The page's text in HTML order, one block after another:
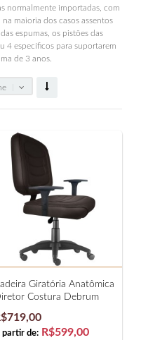
normalmente importadas, com
maioria dos casos assentos
espumas, os pistões das
4 específicos para suportarem
de 3 anos.
Giratória Anatômica
Costura Debrum
partir de: R$599,00